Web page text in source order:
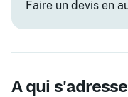
Faire un devis en
A qui